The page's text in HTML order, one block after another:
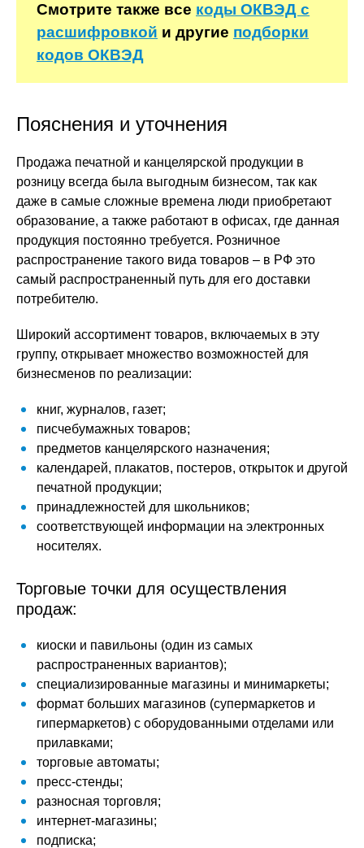
Смотрите также все коды ОКВЭД с
расшифровкой и другие подборки
кодов ОКВЭД
Пояснения и уточнения
Продажа печатной и канцелярской продукции в
розницу всегда была выгодным бизнесом, так как
даже в самые сложные времена люди приобретают
образование, а также работают в офисах, где данная
продукция постоянно требуется. Розничное
распространение такого вида товаров – в РФ это
самый распространенный путь для его доставки
потребителю.
Широкий ассортимент товаров, включаемых в эту
группу, открывает множество возможностей для
бизнесменов по реализации:
книг, журналов, газет;
писчебумажных товаров;
предметов канцелярского назначения;
календарей, плакатов, постеров, открыток и другой
печатной продукции;
принадлежностей для школьников;
соответствующей информации на электронных
носителях.
Торговые точки для осуществления
продаж:
киоски и павильоны (один из самых
распространенных вариантов);
специализированные магазины и минимаркеты;
формат больших магазинов (супермаркетов и
гипермаркетов) с оборудованными отделами или
прилавками;
торговые автоматы;
пресс-стенды;
разносная торговля;
интернет-магазины;
подписка;